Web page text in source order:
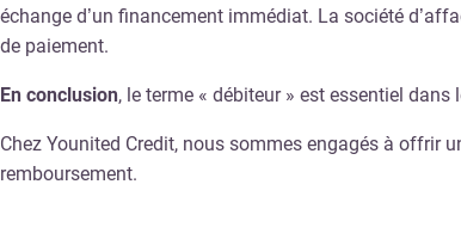
échange d’un financement immédiat. La société
de paiement.
En conclusion, le terme « débiteur » est essentiel
Chez Younited Credit, nous sommes engagés à offrir
remboursement.